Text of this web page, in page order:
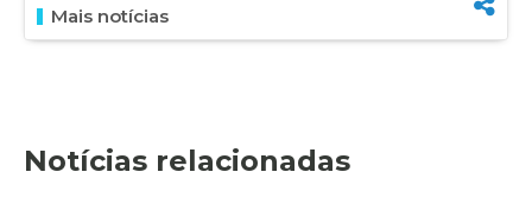
Mais notícias
Notícias relacionadas